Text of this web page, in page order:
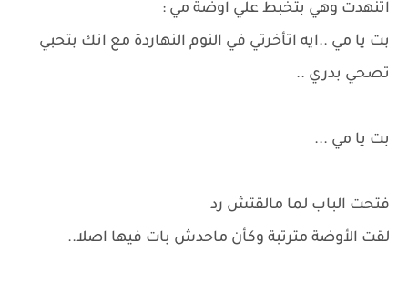
اتنهدت وهي بتخبط علي اوضة مي :
بت يا مي ..ايه اتأخرتي في النوم النهاردة مع انك بتحبي
تصحي بدري ..
بت يا مي ...
فتحت الباب لما مالقتش رد
لقت الأوضة مترتبة وكأن ماحدش بات فيها اصلا..